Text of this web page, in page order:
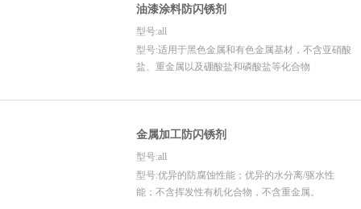
油漆涂料防闪锈剂
型号:all
型号:适用于黑色金属和有色金属基材，不含亚硝酸
盐、重金属以及硼酸盐和磷酸盐等化合物
金属加工防闪锈剂
型号:all
型号:优异的防腐蚀性能；优异的水分离/驱水性
能；不含挥发性有机化合物，不含重金属。